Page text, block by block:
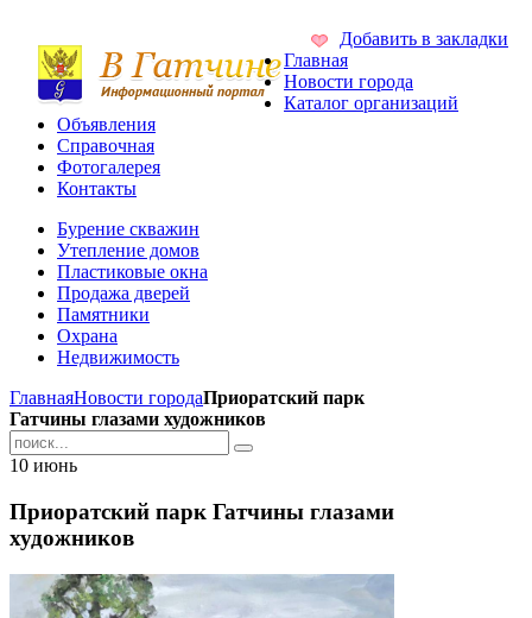
Добавить в закладки
Главная
Новости города
Каталог организаций
Объявления
Справочная
Фотогалерея
Контакты
Бурение скважин
Утепление домов
Пластиковые окна
Продажа дверей
Памятники
Охрана
Недвижимость
ГлавнаяНовости городаПриоратский парк
Гатчины глазами художников
10 июнь
Приоратский парк Гатчины глазами
художников